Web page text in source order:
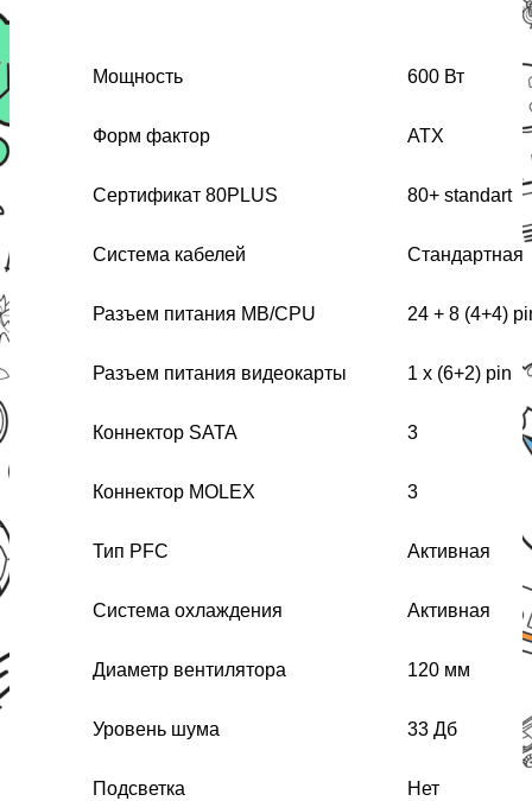
Мощность 600 Вт
Форм фактор ATX
Сертификат 80PLUS 80+ standart
Система кабелей Стандартная
Разъем питания MB/CPU 24 + 8 (4+4)
Разъем питания видеокарты 1 x (6+2) pin
Коннектор SATA 3
Коннектор MOLEX 3
Тип PFC Активная
Система охлаждения Активная
Диаметр вентилятора 120 мм
Уровень шума 33 Дб
Подсветка Нет